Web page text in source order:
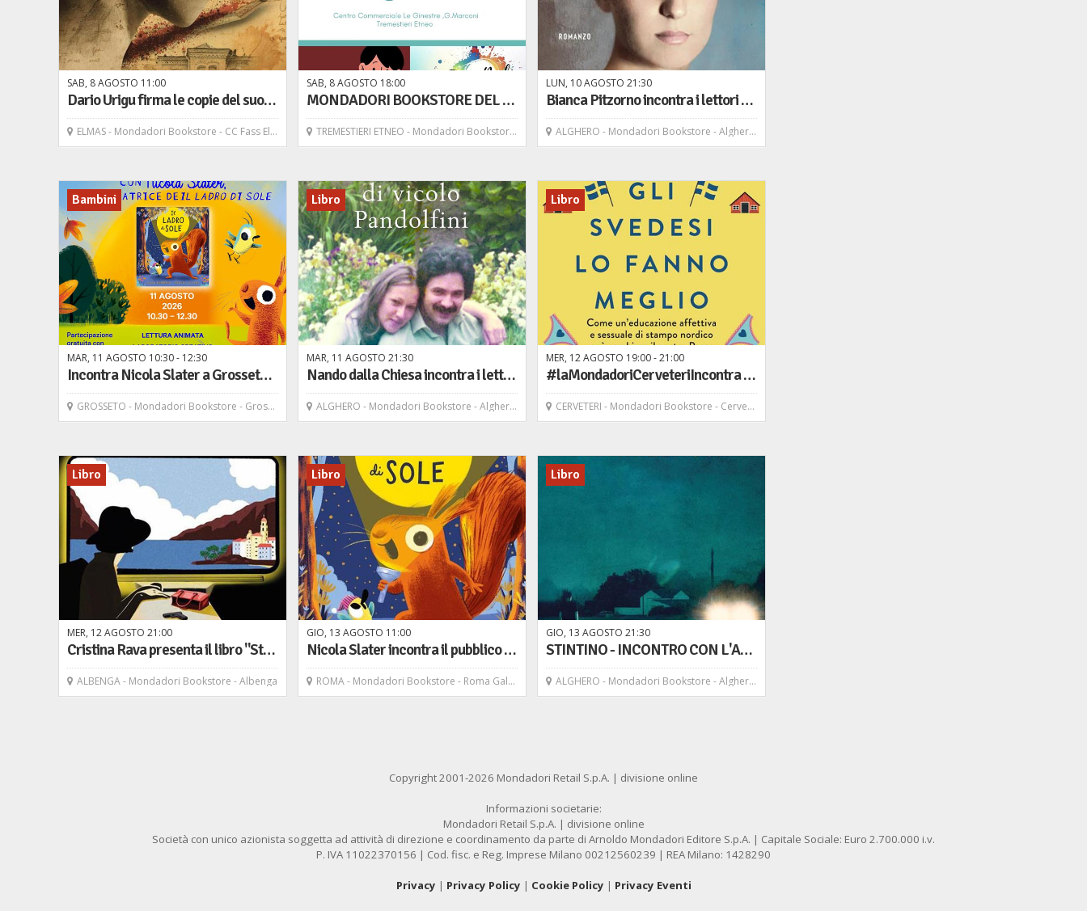
SAB, 8AGOSTO 11 00
Dario Urigu firma le copie del suo libro "Cronache di inettitudine" - Il maestrale
ELMAS - Mondadori Bookstore - CC Fass Elmas
SAB, 8AGOSTO 18 00
MONDADORI BOOKSTORE DEL CENTRO COMMERCIALE LE GINESTRE APRE LE SUE PORTE AI LETTORI DI TUTTE L'ETA'
TREMESTIERI ETNEO - Mondadori Bookstore - C.C. Ginestre Tremestieri Etneo
LUN, 10AGOSTO 21 30
Bianca Pitzorno incontra i lettori e presenta il libro "La sonnambula" - Bompiani
ALGHERO - Mondadori Bookstore - Alghero Carlo Alberto
Bambini
MAR, 11 AGOSTO 1030- 1230
Incontra Nicola Slater a Grosseto! Lettura e laboratorio "Il Ladro di Sole"
GROSSETO - Mondadori Bookstore - Grosseto
Libro
MAR, 11 AGOSTO 21 30
Nando dalla Chiesa incontra i lettori e presenta il libro "La ragazza di vicolo Pandolfini" - San Paolo
ALGHERO - Mondadori Bookstore - Alghero Carlo Alberto
Libro
MER, 12AGOSTO 19 00-21 00
#laMondadoriCerveteriIncontra summer edition: Flavia Restivo presenta il libro "Gli svedesi lo fanno meglio" - Rizzoli
CERVETERI - Mondadori Bookstore - Cerveteri
Libro
MER, 12AGOSTO 21 00
Cristina Rava presenta il libro "Strano, molto Strano" - Rizzoli
ALBENGA - Mondadori Bookstore - Albenga
Libro
GIO, 13 AGOSTO 11 00
Nicola Slater incontra il pubblico e firma le copie del libro: "Il ladro di sole", Emme edizioni
ROMA - Mondadori Bookstore - Roma Galleria Alberto Sordi
Libro
GIO, 13 AGOSTO 21 30
STINTINO - INCONTRO CON L'AUTORE: Flavio Soriga presenta il libro "Omicidio a Villapedrosa" - Bompiani
ALGHERO - Mondadori Bookstore - Alghero Carlo Alberto
Copyright 2001-2026 Mondadori Retail S.p.A. | divisione online
Informazioni societarie:
Mondadori Retail S.p.A. | divisione online
Società con unico azionista soggetta ad attività di direzione e coordinamento da parte di Arnoldo Mondadori Editore S.p.A. | Capitale Sociale: Euro 2.700.000 i.v.
P. IVA 11022370156 | Cod. fisc. e Reg. Imprese Milano 00212560239 | REA Milano: 1428290
Privacy | Privacy Policy | Cookie Policy | Privacy Eventi